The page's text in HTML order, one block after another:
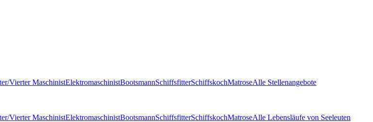
Vierter MaschinistElektromaschinistBootsmannSchiffsfitterSchiffskochMatroseAlle Stellenangebote
Vierter MaschinistElektromaschinistBootsmannSchiffsfitterSchiffskochMatroseAlle Lebensläufe von Seeleuten